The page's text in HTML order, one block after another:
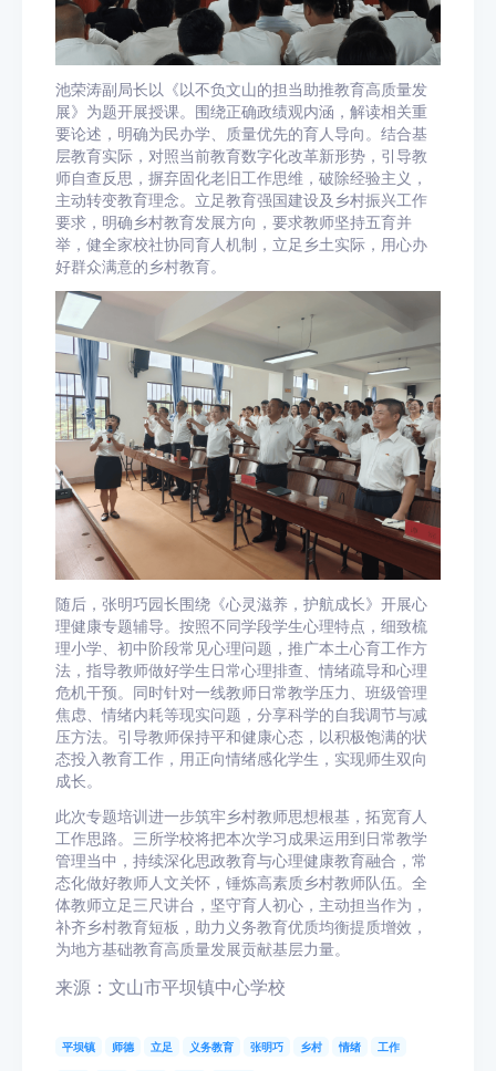
池荣涛副局长以《以不负文山的担当助推教育高质量发
展》为题开展授课。围绕正确政绩观内涵，解读相关重
要论述，明确为民办学、质量优先的育人导向。结合基
层教育实际，对照当前教育数字化改革新形势，引导教
师自查反思，摒弃固化老旧工作思维，破除经验主义，
主动转变教育理念。立足教育强国建设及乡村振兴工作
要求，明确乡村教育发展方向，要求教师坚持五育并
举，健全家校社协同育人机制，立足乡土实际，用心办
好群众满意的乡村教育。
随后，张明巧园长围绕《心灵滋养，护航成长》开展心
理健康专题辅导。按照不同学段学生心理特点，细致梳
理小学、初中阶段常见心理问题，推广本土心育工作方
法，指导教师做好学生日常心理排查、情绪疏导和心理
危机干预。同时针对一线教师日常教学压力、班级管理
焦虑、情绪内耗等现实问题，分享科学的自我调节与减
压方法。引导教师保持平和健康心态，以积极饱满的状
态投入教育工作，用正向情绪感化学生，实现师生双向
成长。
此次专题培训进一步筑牢乡村教师思想根基，拓宽育人
工作思路。三所学校将把本次学习成果运用到日常教学
管理当中，持续深化思政教育与心理健康教育融合，常
态化做好教师人文关怀，锤炼高素质乡村教师队伍。全
体教师立足三尺讲台，坚守育人初心，主动担当作为，
补齐乡村教育短板，助力义务教育优质均衡提质增效，
为地方基础教育高质量发展贡献基层力量。
来源：文山市平坝镇中心学校
平坝镇 师德 立足 义务教育 张明巧 乡村 情绪 工作